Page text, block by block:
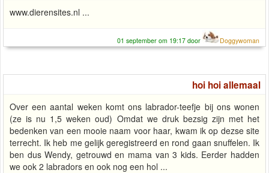
www.dierensites.nl ...
01 september om 19:17 door Doggywoman
hoi hoi allemaal
Over een aantal weken komt ons labrador-teefje bij ons wonen
(ze is nu 1,5 weken oud) Omdat we druk bezsig zijn met het
bedenken van een mooie naam voor haar, kwam ik op dezse site
terrecht. Ik heb me gelijk geregistreerd en rond gaan snuffelen. Ik
ben dus Wendy, getrouwd en mama van 3 kids. Eerder hadden
we ook 2 labradors en ook nog een hol ...